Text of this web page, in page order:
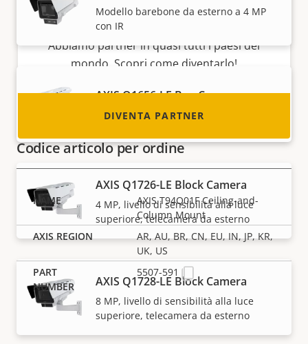
Modello barebone da esterno a 4 MP
con IR
AXIS Q1656-LE Box Camera
Prestazioni straordinarie in 4 MP
AXIS Q1726-LE Block Camera
4 MP, livello di sensibilità alla luce
superiore, telecamera da esterno
AXIS Q1728-LE Block Camera
8 MP, livello di sensibilità alla luce
superiore, telecamera da esterno
Sei un rivenditore, un distributore, un
installatore o un integratore di sistemi?
Abbiamo partner in quasi tutti i paesi del
mondo. Scopri come diventarlo!
DIVENTA PARTNER
Codice articolo per ordine
AXIS T94Q01F Ceiling-and-
Column Mount
AR, AU, BR, CN, EU, IN, JP, KR,
UK, US
5507-591